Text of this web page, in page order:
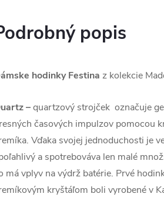
popis
hodinky Festina z kolekcie
–quartzový strojček označuje
časových impulzov pomocou
Vďaka svojej jednoduchosti je
a spotrebováva len malé
má vplyv na výdrž batérie. Prvé
kryštáľom boli vyrobené v